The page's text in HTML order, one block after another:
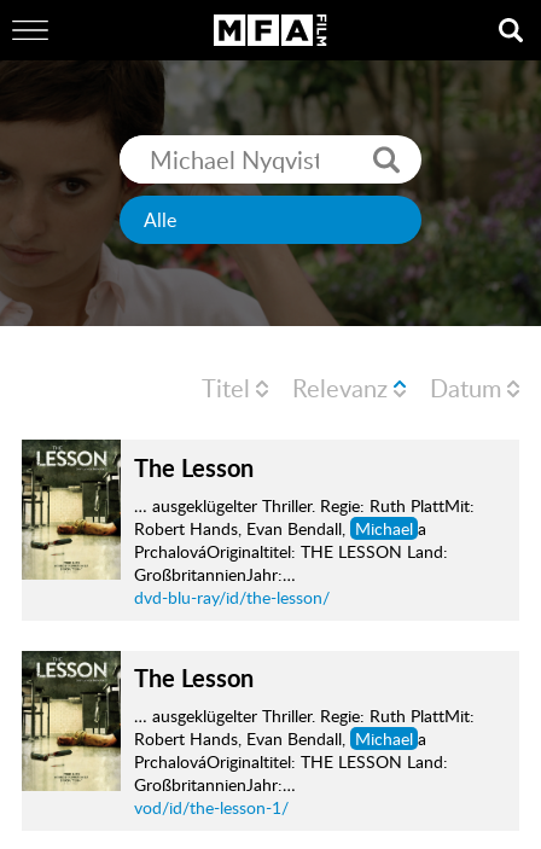
Titel Relevanz Datum
The Lesson
… ausgeklügelter Thriller. Regie: Ruth PlattMit:
Robert Hands, Evan Bendall,
Michael a
PrchalováOriginaltitel: THE LESSON Land:
GroßbritannienJahr:…
dvd-blu-ray/id/the-lesson/
The Lesson
… ausgeklügelter Thriller. Regie: Ruth PlattMit:
Robert Hands, Evan Bendall, Michael a
PrchalováOriginaltitel: THE LESSON Land:
GroßbritannienJahr:…
vod/id/the-lesson-1/